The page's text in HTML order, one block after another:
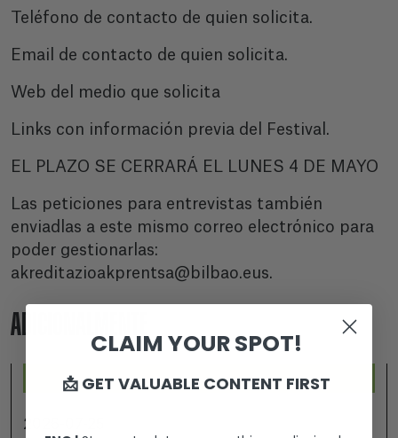
Teléfono de contacto de quien solicita.
Email de contacto de quien solicita.
Web del medio que solicita
Links con información previa del Festival.
EL PLAZO SE CERRARÁ EL LUNES 4 DE MAYO
Las peticiones para entrevistas también
enviadlas a este mismo correo electrónico para
poder gestionarlas:
akreditazioakprentsa@bilbao.eus.
ADICIONALMENTE
2026-07-25
CLAIM YOUR SPOT!
📩 GET VALUABLE CONTENT FIRST